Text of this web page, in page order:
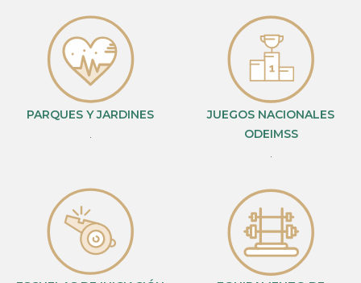
PARQUES Y JARDINES
.
JUEGOS NACIONALES
ODEIMSS
.